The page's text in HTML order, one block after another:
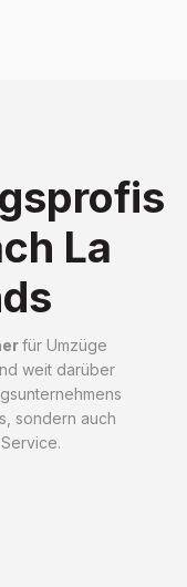
La
für Umzüge
weit darüber
sondern auch